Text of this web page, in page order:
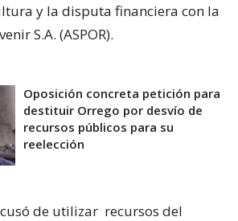
y la disputa financiera con la
S.A. (ASPOR).
Oposición concreta petición para
destituir Orrego por desvío de
recursos públicos para su
reelección
de utilizar recursos del